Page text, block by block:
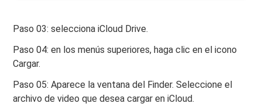
Paso 03: selecciona iCloud Drive.
Paso 04: en los menús superiores, haga clic en el icono
Cargar.
Paso 05: Aparece la ventana del Finder. Seleccione el
archivo de video que desea cargar en iCloud.